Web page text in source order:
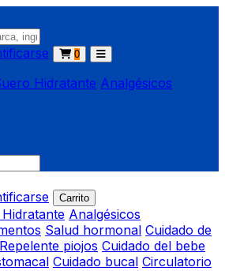
0
Hidratante Analgésicos
Carrito
Analgésicos
Salud hormonal Cuidado de
Repelente piojos Cuidado del bebe
Cuidado bucal Circulatorio